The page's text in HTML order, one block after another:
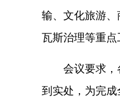
输、文化旅游
瓦斯治理等重点
会议要求
到实处，为完成